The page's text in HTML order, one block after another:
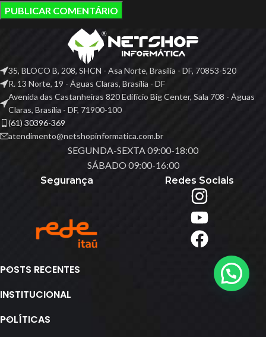
35, BLOCO B, 208, SHCN - Asa Norte, Brasília - DF, 70853-520
R. 13 Norte, 19 - Águas Claras, Brasília - DF
Avenida das Castanheiras 820 Edifício Big Center, Sala 708 - Águas
Claras, Brasília - DF, 71900-100
(61) 30396-369
atendimento@netshopinformatica.com.br
SEGUNDA-SEXTA 09:00-18:00
SÁBADO 09:00-16:00
Segurança
Redes Sociais
POSTS RECENTES
INSTITUCIONAL
POLÍTICAS